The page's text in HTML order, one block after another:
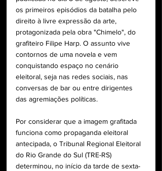
os primeiros episódios da batalha pelo
direito à livre expressão da arte,
protagonizada pela obra "Chimelo", do
grafiteiro Filipe Harp. O assunto vive
contornos de uma novela e vem
conquistando espaço no cenário
eleitoral, seja nas redes sociais, nas
conversas de bar ou entre dirigentes
das agremiações políticas.
Por considerar que a imagem grafitada
funciona como propaganda eleitoral
antecipada, o Tribunal Regional Eleitoral
do Rio Grande do Sul (TRE-RS)
determinou, no início da tarde de sexta-